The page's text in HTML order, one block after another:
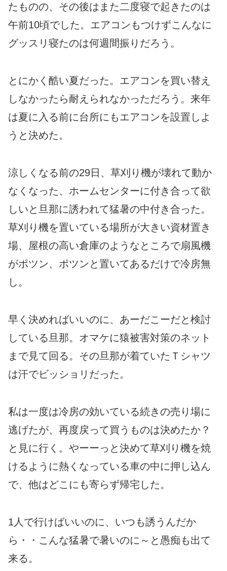
たものの、その後はまた二度寝で起きたのは
午前10頃でした。エアコンもつけずこんなに
グッスリ寝たのは何週間振りだろう。
とにかく酷い夏だった。エアコンを買い替え
しなかったら耐えられなかっただろう。来年
は夏に入る前に台所にもエアコンを設置しよ
うと決めた。
涼しくなる前の29日、草刈り機が壊れて動か
なくなった、ホームセンターに付き合って欲
しいと旦那に誘われて猛暑の中付き合った。
草刈り機を置いている場所が大きい資材置き
場、屋根の高い倉庫のようなところで扇風機
がポツン、ポツンと置いてあるだけで冷房無
し。
早く決めればいいのに、あーだこーだと検討
している旦那。オマケに猿被害対策のネット
まで見て回る。その旦那が着ていたＴシャツ
は汗でビッショリだった。
私は一度は冷房の効いている続きの売り場に
逃げたが、再度戻って買うものは決めたか？
と見に行く。やーーっと決めて草刈り機を焼
けるように熱くなっている車の中に押し込ん
で、他はどこにも寄らず帰宅した。
1人で行けばいいのに、いつも誘うんだか
ら・・こんな猛暑で暑いのに～と愚痴も出て
来る。